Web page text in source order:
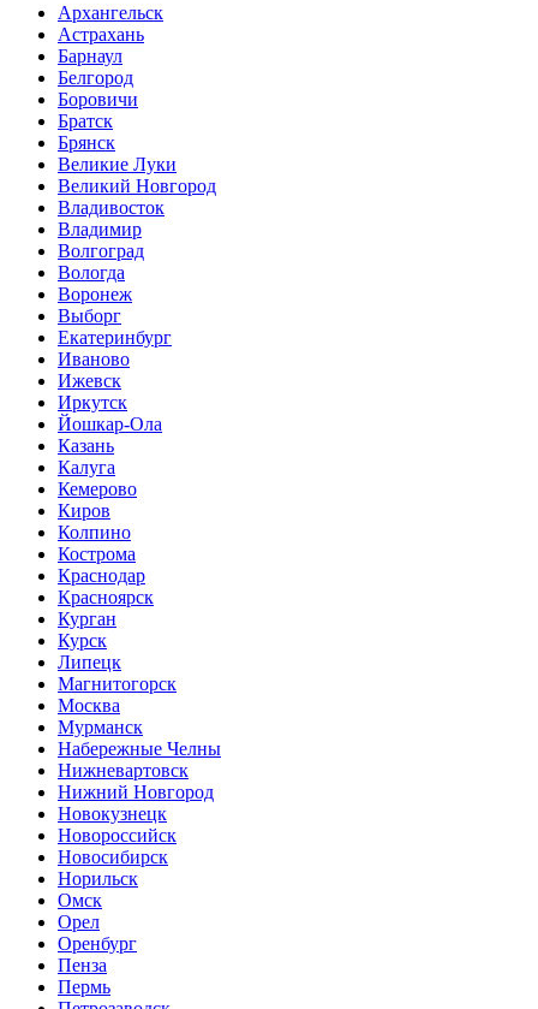
Архангельск
Астрахань
Барнаул
Белгород
Боровичи
Братск
Брянск
Великие Луки
Великий Новгород
Владивосток
Владимир
Волгоград
Вологда
Воронеж
Выборг
Екатеринбург
Иваново
Ижевск
Иркутск
Йошкар-Ола
Казань
Калуга
Кемерово
Киров
Колпино
Кострома
Краснодар
Красноярск
Курган
Курск
Липецк
Магнитогорск
Москва
Мурманск
Набережные Челны
Нижневартовск
Нижний Новгород
Новокузнецк
Новороссийск
Новосибирск
Норильск
Омск
Орел
Оренбург
Пенза
Пермь